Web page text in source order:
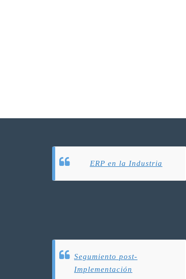
ERP en la Industria
Segumiento post-
Implementación